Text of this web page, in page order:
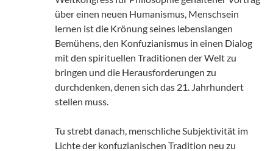
über einen neuen Humanismus, Menschsein
lernen ist die Krönung seines lebenslangen
Bemühens, den Konfuzianismus in einen Dialog
mit den spirituellen Traditionen der Welt zu
bringen und die Herausforderungen zu
durchdenken, denen sich das 21. Jahrhundert
stellen muss.
Tu strebt danach, menschliche Subjektivität im
Lichte der konfuzianischen Tradition neu zu